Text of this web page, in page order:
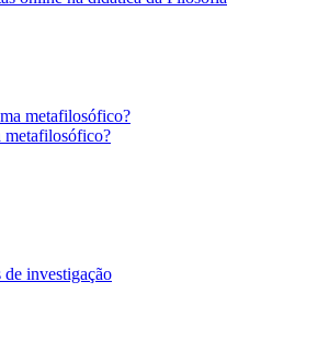
metafilosófico?
metafilosófico?
investigação